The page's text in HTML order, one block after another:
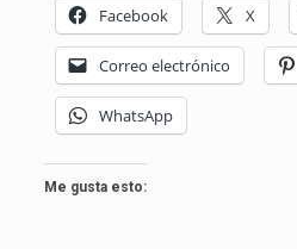
Facebook X
Correo electrónico
WhatsApp
Me gusta esto: